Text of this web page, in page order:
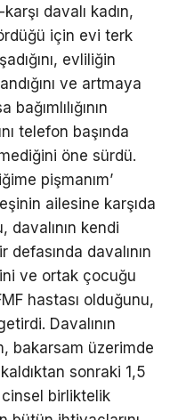
davalı kadın,
için evi terk
evliliğin
ve artmaya
telefon başında
öne sürdü.
pişmanım’
ailesine karşıda
davalının kendi
defasında davalının
ve ortak çocuğu
hastası olduğunu,
Davalının
bakarsam üzerimde
sonraki 1,5
birliktelik